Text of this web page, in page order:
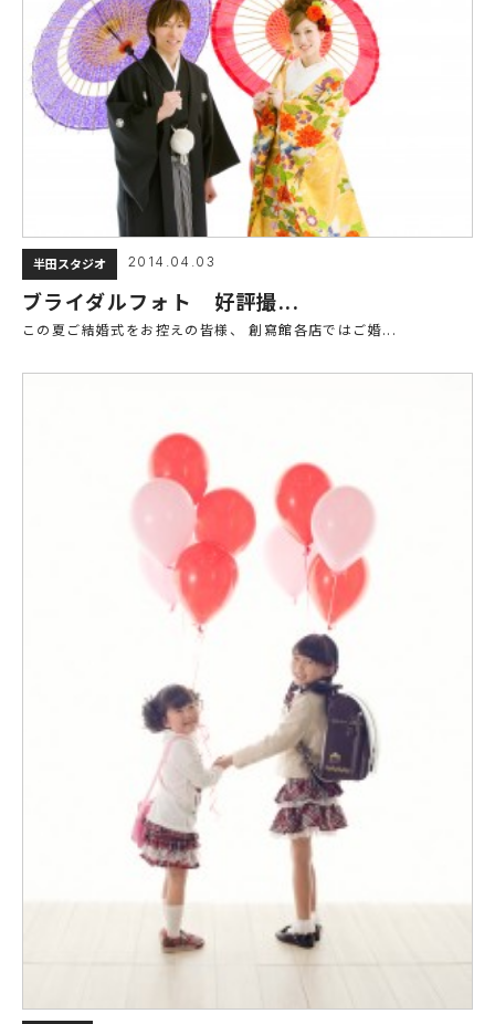
半田スタジオ 2014.04.03
ブライダルフォト 好評撮...
この夏ご結婚式をお控えの皆様、 創寫館各店ではご婚...